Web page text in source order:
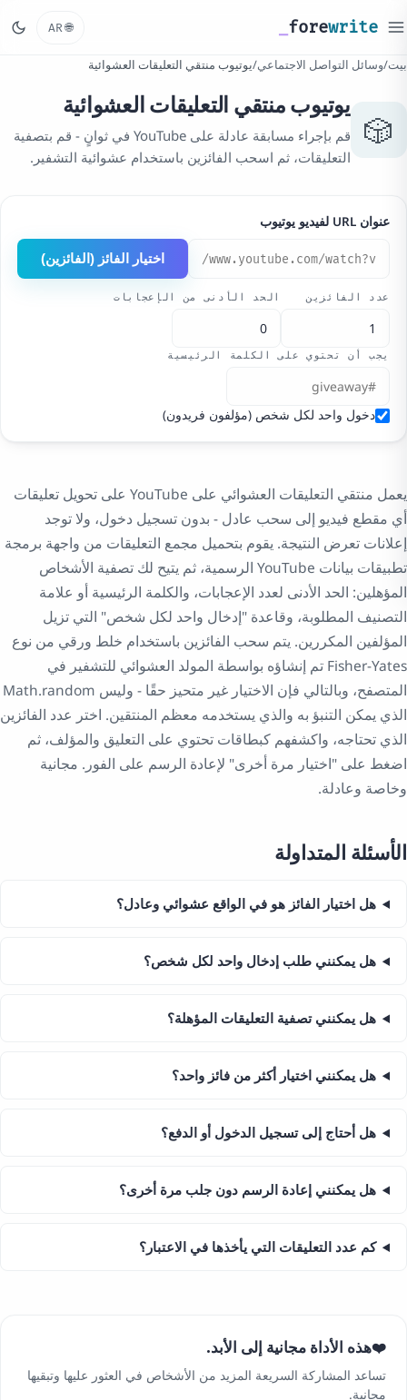
forewrite
🌐
AR
بيت/وسائل التواصل الاجتماعي/يوتيوب منتقي التعليقات العشوائية
🎲
يوتيوب منتقي التعليقات العشوائية
قم بإجراء مسابقة عادلة على YouTube في ثوانٍ - قم بتصفية
التعليقات، ثم اسحب الفائزين باستخدام عشوائية التشفير.
عنوان URL لفيديو يوتيوب
اختيار الفائز (الفائزين)
عدد الفائزين الحد الأدنى من الإعجابات
يجب أن تحتوي على الكلمة الرئيسية
دخول واحد لكل شخص (مؤلفون فريدون)
يعمل منتقي التعليقات العشوائي على YouTube على تحويل تعليقات
أي مقطع فيديو إلى سحب عادل - بدون تسجيل دخول، ولا توجد
إعلانات تعرض النتيجة. يقوم بتحميل مجمع التعليقات من واجهة برمجة
تطبيقات بيانات YouTube الرسمية، ثم يتيح لك تصفية الأشخاص
المؤهلين: الحد الأدنى لعدد الإعجابات، والكلمة الرئيسية أو علامة
التصنيف المطلوبة، وقاعدة "إدخال واحد لكل شخص" التي تزيل
المؤلفين المكررين. يتم سحب الفائزين باستخدام خلط ورقي من نوع
Fisher-Yates تم إنشاؤه بواسطة المولد العشوائي للتشفير في
المتصفح، وبالتالي فإن الاختيار غير متحيز حقًا - وليس Math.random
الذي يمكن التنبؤ به والذي يستخدمه معظم المنتقين. اختر عدد الفائزين
الذي تحتاجه، واكشفهم كبطاقات تحتوي على التعليق والمؤلف، ثم
اضغط على "اختيار مرة أخرى" لإعادة الرسم على الفور. مجانية
وخاصة وعادلة.
الأسئلة المتداولة
هل اختيار الفائز هو في الواقع عشوائي وعادل؟
هل يمكنني طلب إدخال واحد لكل شخص؟
هل يمكنني تصفية التعليقات المؤهلة؟
هل يمكنني اختيار أكثر من فائز واحد؟
هل أحتاج إلى تسجيل الدخول أو الدفع؟
هل يمكنني إعادة الرسم دون جلب مرة أخرى؟
كم عدد التعليقات التي يأخذها في الاعتبار؟
❤️هذه الأداة مجانية إلى الأبد.
تساعد المشاركة السريعة المزيد من الأشخاص في العثور عليها وتبقيها
مجانية.